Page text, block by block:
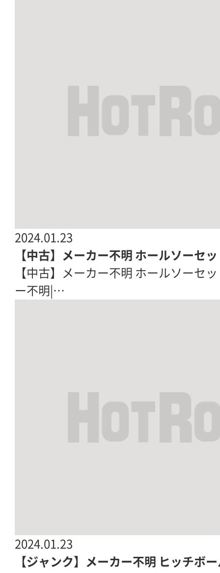
2024.01.23
【中古】メーカー不明 ホールソーセ
【中古】メーカー不明 ホールソーセ
ー不明|…
2024.01.23
【ジャンク】メーカー不明 ヒッチボ